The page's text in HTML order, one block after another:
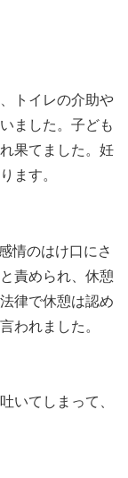
トイレの介助や
ました。子ども
果てました。妊
ます。
情のはけ口にさ
責められ、休憩
律で休憩は認め
われました。
いてしまって、